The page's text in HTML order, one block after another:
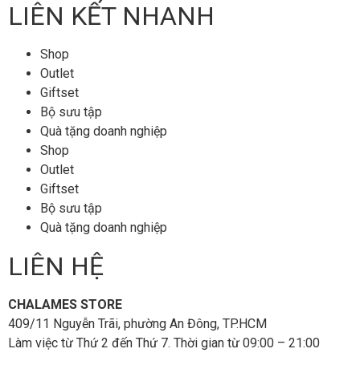
LIÊN KẾT NHANH
Shop
Outlet
Giftset
Bộ sưu tập
Quà tặng doanh nghiệp
Shop
Outlet
Giftset
Bộ sưu tập
Quà tặng doanh nghiệp
LIÊN HỆ
CHALAMES STORE
409/11 Nguyễn Trãi, phường An Đông, TP.HCM
Làm việc từ Thứ 2 đến Thứ 7. Thời gian từ 09:00 – 21:00